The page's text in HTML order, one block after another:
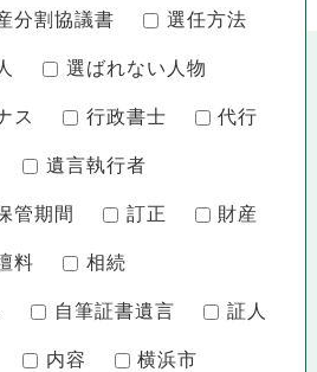
分割協議書 選任方法
選ばれない人物
ス 行政書士 代行
遺言執行者
管期間 訂正 財産
料 相続
自筆証書遺言 証人
内容 横浜市